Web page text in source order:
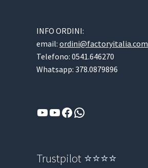
INFO ORDINI:
email:ordini@factoryitalia.com
Telefono: 0541.646270
Whatsapp: 378.0879896
YouTube
YouTube
Facebook
WhatsApp
Trustpilot ⭐⭐⭐⭐